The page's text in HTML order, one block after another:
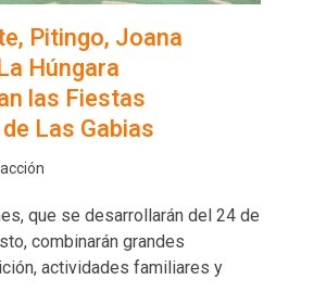
Pitingo, Joana
Húngara
las Fiestas
Las Gabias
que se desarrollarán del 24 de
combinarán grandes
actividades familiares y